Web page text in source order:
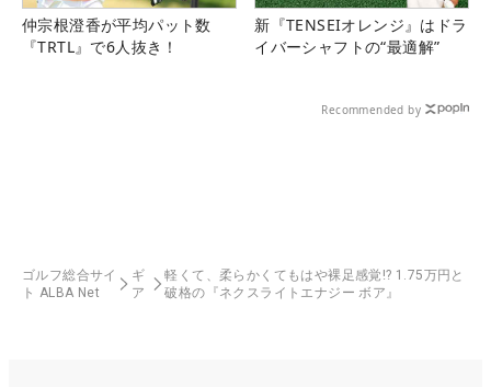
仲宗根澄香が平均パット数
『TRTL』で6人抜き！
新『TENSEIオレンジ』はドラ
イバーシャフトの“最適解”
Recommended by
ゴルフ総合サイ
ト ALBA Net
ギ
ア
軽くて、柔らかくてもはや裸足感覚!? 1.75万円と
破格の『ネクスライトエナジー ボア』